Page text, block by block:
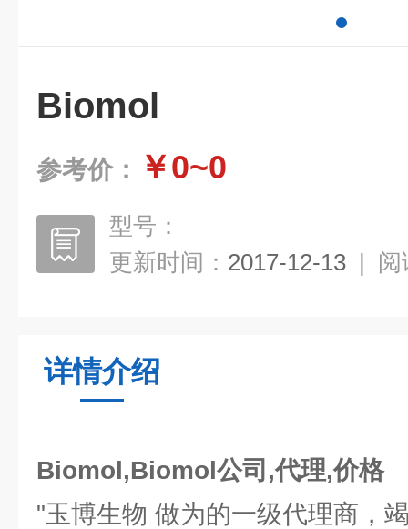
Biomol
参考价： ￥0~0
型号：
更新时间： 2017-12-13 | 阅
详情介绍
Biomol,Biomol公司,代理,价格
"玉博生物 做为的一级代理商，